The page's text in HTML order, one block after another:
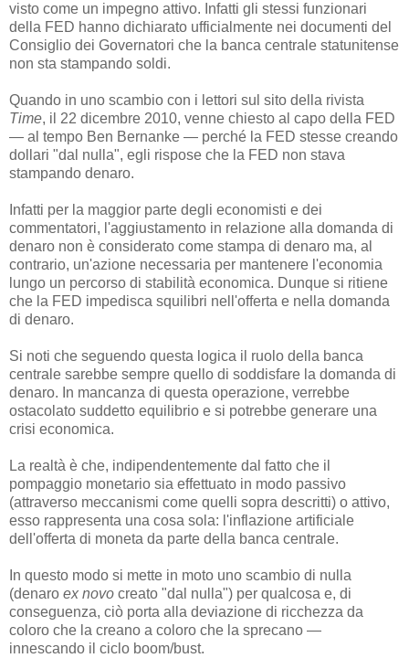
visto come un impegno attivo. Infatti gli stessi funzionari
della FED hanno dichiarato ufficialmente nei documenti del
Consiglio dei Governatori che la banca centrale statunitense
non sta stampando soldi.
Quando in uno scambio con i lettori sul sito della rivista
Time, il 22 dicembre 2010, venne chiesto al capo della FED
— al tempo Ben Bernanke — perché la FED stesse creando
dollari "dal nulla", egli rispose che la FED non stava
stampando denaro.
Infatti per la maggior parte degli economisti e dei
commentatori, l'aggiustamento in relazione alla domanda di
denaro non è considerato come stampa di denaro ma, al
contrario, un'azione necessaria per mantenere l'economia
lungo un percorso di stabilità economica. Dunque si ritiene
che la FED impedisca squilibri nell'offerta e nella domanda
di denaro.
Si noti che seguendo questa logica il ruolo della banca
centrale sarebbe sempre quello di soddisfare la domanda di
denaro. In mancanza di questa operazione, verrebbe
ostacolato suddetto equilibrio e si potrebbe generare una
crisi economica.
La realtà è che, indipendentemente dal fatto che il
pompaggio monetario sia effettuato in modo passivo
(attraverso meccanismi come quelli sopra descritti) o attivo,
esso rappresenta una cosa sola: l'inflazione artificiale
dell'offerta di moneta da parte della banca centrale.
In questo modo si mette in moto uno scambio di nulla
(denaro ex novo creato "dal nulla") per qualcosa e, di
conseguenza, ciò porta alla deviazione di ricchezza da
coloro che la creano a coloro che la sprecano —
innescando il ciclo boom/bust.